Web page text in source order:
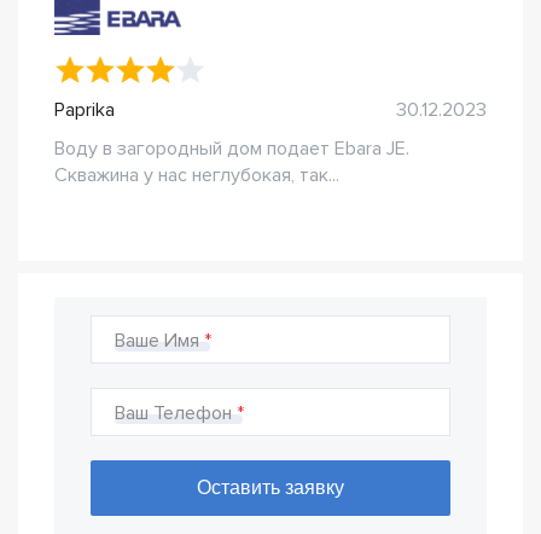
Paprika
30.12.2023
Воду в загородный дом подает Ebara JE.
Скважина у нас неглубокая, так...
Ваше Имя
Ваш Телефон